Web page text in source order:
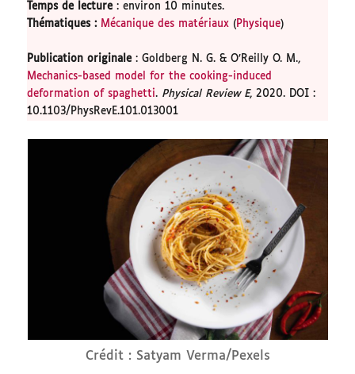
Temps de lecture: environ 10 minutes.
Thématiques: Mécanique des matériaux ( Physique)
Publication originale: Goldberg N. G. & O’Reilly O. M.,
Mechanics-based model for the cooking-induced
deformation of spaghetti. Physical Review E, 2020. DOI :
10.1103/PhysRevE.101.013001
Crédit : Satyam Verma/Pexels